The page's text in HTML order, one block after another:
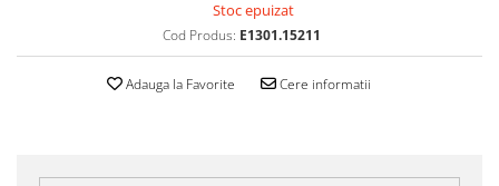
Stoc epuizat
Cod Produs: E1301.15211
Adauga la Favorite Cere informatii